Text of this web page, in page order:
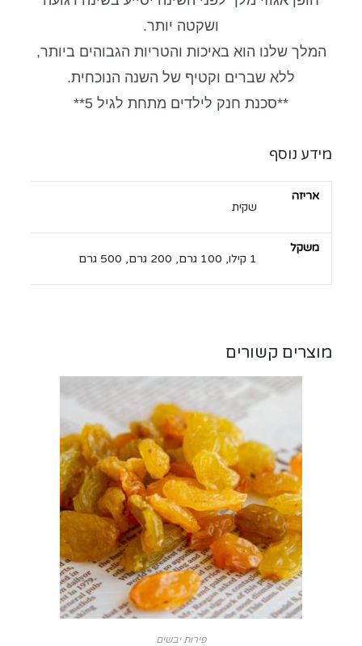
ושקטה יותר.
המלך שלנו הוא באיכות והטריות הגבוהים ביותר,
ללא שברים וקטיף של השנה הנוכחית.
**סכנת חנק לילדים מתחת לגיל 5**
מידע נוסף
אריזה
שקית
משקל
1 קילו, 100 גרם, 200 גרם, 500 גרם
מוצרים קשורים
פירות יבשים